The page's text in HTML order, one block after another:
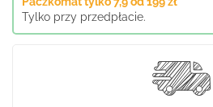
Tylko przy przedpłacie.